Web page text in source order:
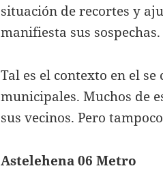
situación de recortes y
manifiesta sus
Tal es el contexto en el
municipales. Muchos de
sus vecinos. Pero
Astelehena 06 Metro